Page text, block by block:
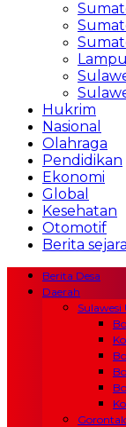
Hukrim
Nasional
Olahraga
Pendidikan
Ekonomi
Global
Kesehatan
Otomotif
Berita
Berita Desa
Daerah
Sulawesi